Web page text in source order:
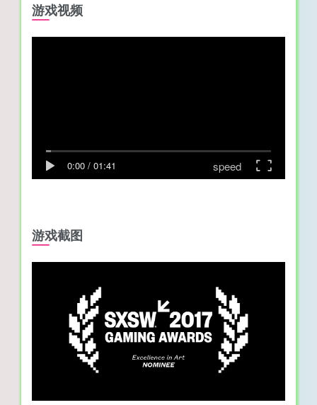
游戏视频
0:00 / 01:41 speed
游戏截图